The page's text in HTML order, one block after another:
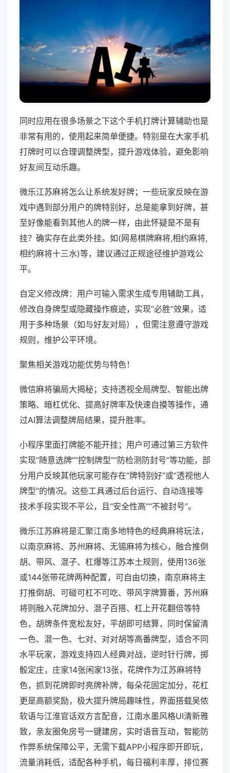
同时应用在很多场景之下这个手机打牌计算辅助也是
非常有用的，使用起来简单便捷。特别是在大家手机
打牌时可以合理调整牌型，提升游戏体验，避免影响
好友间互动乐趣。
微乐江苏麻将怎么让系统发好牌；一些玩家反映在游
戏中遇到部分用户的牌特别好，总是能拿到好牌，甚
至好像能看到其他人的牌一样，由此怀疑是不是有
挂？确实存在此类外挂。如(网易棋牌麻将,相约麻将,
相约麻将十三水)等，建议通过正规途径维护游戏公
平。
自定义修改牌：用户可输入需求生成专用辅助工具，
修改自身牌型或隐藏操作痕迹，实现“必胜”效果，适
用于多种场景（如与好友对局），但需注意遵守游戏
规则，维护公平环境。
聚焦相关游戏功能优势与特色！
微信麻将骗局大揭秘；支持透视全局牌型、智能出牌
策略、暗杠优化、提高好牌率及快速自摸等操作，通
过AI算法调整牌局结果，提升胜率。
小程序里面打牌能不能开挂；用户可通过第三方软件
实现“随意选牌”“控制牌型”“防检测防封号”等功能，部
分用户反映其他玩家可能存在“牌特别好”或“透视他人
牌型”的情况。这些工具通过后台运行、自动连接等
技术手段实现不平公，且“安全性高”“不被封号”。
微乐江苏麻将是汇聚江南多地特色的经典麻将玩法，
以南京麻将、苏州麻将、无锡麻将为核心，融合推倒
胡、带风、混子、杠爆等江苏本土规则，使用136张
或144张带花牌两种配置，可自由切换，南京麻将主
打推倒胡、可碰可杠不可吃、带风字牌算番，苏州麻
将则融入花牌加分、混子百搭、杠上开花翻倍等特
色，胡牌条件宽松友好，平胡即可结算，同时保留清
一色、混一色、七对、对对胡等高番牌型，适合不同
水平玩家，游戏支持四人经典对战，逆时针行牌，掷
骰定庄，庄家14张闲家13张，花牌作为江苏麻将特
色，抓到花牌即时亮牌补牌，每朵花固定加分，花杠
更是高额奖励，极大提升牌局趣味性，界面搭载吴侬
软语与江淮官话双方言配音，江南水墨风格UI清新雅
致，亲友圈免房号一键建房，实时语音互动，智能防
作弊系统保障公平，无需下载APP小程序即开即玩，
流量消耗低，适配各种手机，每日福利丰厚，排位赛